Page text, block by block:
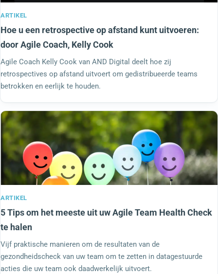
ARTIKEL
Hoe u een retrospective op afstand kunt uitvoeren:
door Agile Coach, Kelly Cook
Agile Coach Kelly Cook van AND Digital deelt hoe zij
retrospectives op afstand uitvoert om gedistribueerde teams
betrokken en eerlijk te houden.
ARTIKEL
5 Tips om het meeste uit uw Agile Team Health Check
te halen
Vijf praktische manieren om de resultaten van de
gezondheidscheck van uw team om te zetten in datagestuurde
acties die uw team ook daadwerkelijk uitvoert.